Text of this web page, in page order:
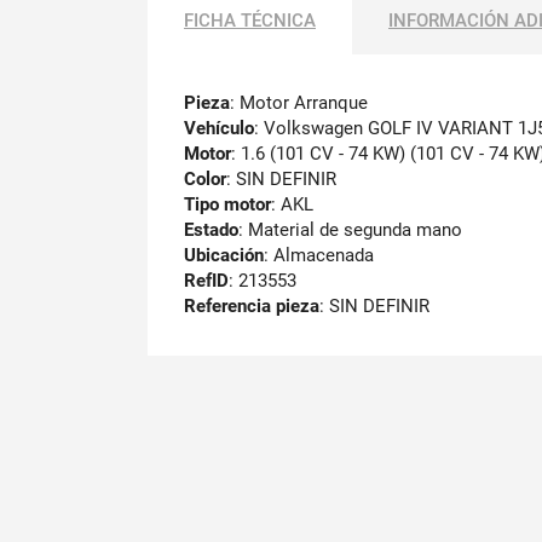
FICHA TÉCNICA INFORMACIÓN
Pieza: Motor Arranque
Vehículo: Volkswagen GOLF IV VARIANT
Motor: 1.6 (101 CV - 74 KW) (101 CV - 74
Color: SIN DEFINIR
Tipo motor: AKL
Estado: Material de segunda mano
Ubicación: Almacenada
RefID: 213553
Referencia pieza: SIN DEFINIR